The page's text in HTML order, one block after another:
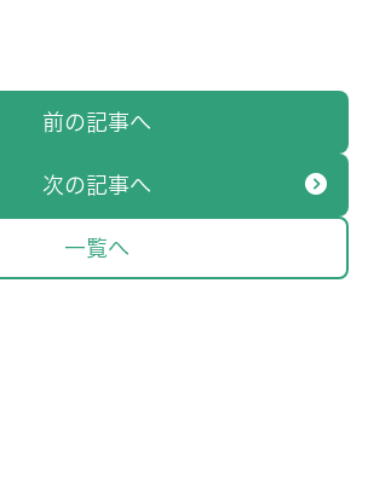
前の記事へ
一覧へ
次の記事へ